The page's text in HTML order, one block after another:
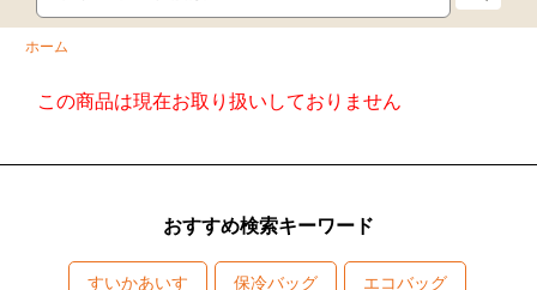
ホーム
この商品は現在お取り扱いしておりません
おすすめ検索キーワード
すいかあいす 保冷バッグ エコバッグ